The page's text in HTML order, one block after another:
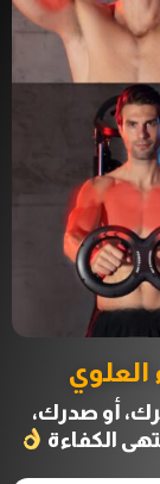
أو صدرك،
الكفاءة